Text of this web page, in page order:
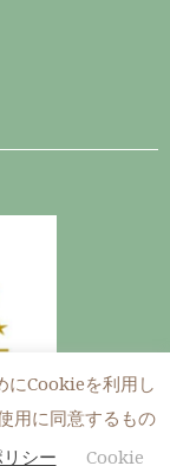
にCookieを利用し
用に同意するもの
シー Cookie